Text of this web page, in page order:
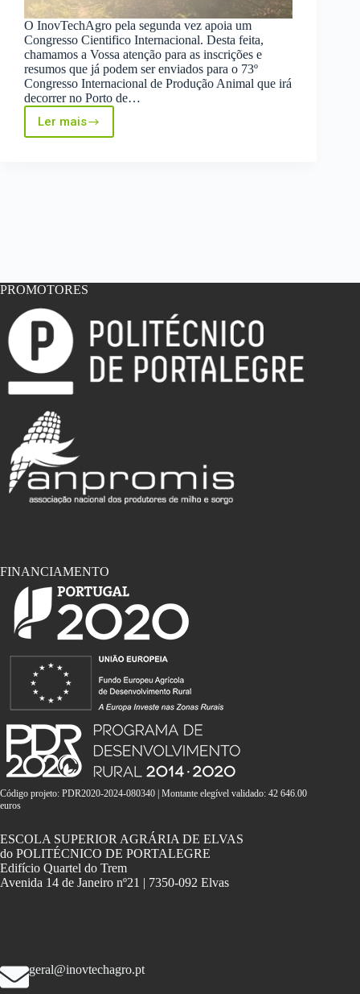
O InovTechAgro pela segunda vez apoia um
Congresso Cientifico Internacional. Desta feita,
chamamos a Vossa atenção para as inscrições e
resumos que já podem ser enviados para o 73º
Congresso Internacional de Produção Animal que irá
decorrer no Porto de…
Ler mais
EAAP
2022
PROMOTORES
FINANCIAMENTO
Código projeto: PDR2020-2024-080340 | Montante elegível validado: 42 646.00
euros
ESCOLA SUPERIOR AGRÁRIA DE ELVAS
do POLITÉCNICO DE PORTALEGRE
Edifício Quartel do Trem
Avenida 14 de Janeiro nº21 | 7350-092 Elvas
geral@inovtechagro.pt